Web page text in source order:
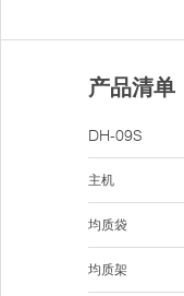
产品清单
DH-09S
主机
均质袋
均质架